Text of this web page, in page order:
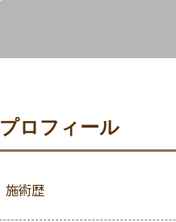
プロフィール
施術歴